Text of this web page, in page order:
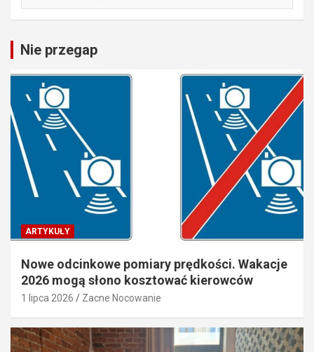
Nie przegap
ARTYKUŁY
Nowe odcinkowe pomiary prędkości. Wakacje
2026 mogą słono kosztować kierowców
1 lipca 2026 Zacne Nocowanie